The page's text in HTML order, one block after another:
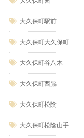
大久保町駅前
大久保町大久保町
大久保町谷八木
大久保町西脇
大久保町松陰
大久保町松陰山手